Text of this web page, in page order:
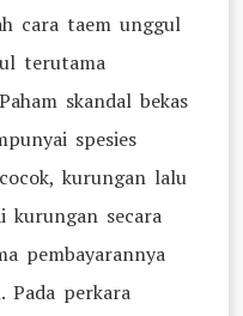
cara taem unggul
terutama
skandal bekas
spesies
kurungan lalu
kurungan secara
pembayarannya
Pada perkara